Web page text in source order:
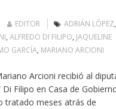
EDITOR ADRIÁN LÓPEZ,
, ALFREDO DI FILIPO, JAQUELINE
GARCÍA, MARIANO ARCIONI
Arcioni recibió al
Di Filipo en Casa de
tratado meses atrás de